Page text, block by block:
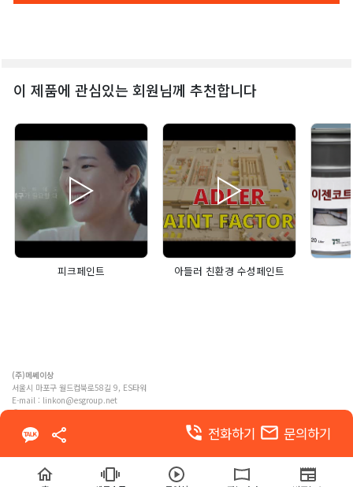
이 제품에 관심있는 회원님께 추천합니다
피크페인트 아들러 친환경 수성페인트
phone_in_talk 전화하기 email 문의하기
(주)메쎄이상
서울시 마포구 월드컵북로58길 9, ES타워
E-mail : linkon@esgroup.net
ⓒ MESSE ESANG. Co., Ltd. ALL RIGHTS RESERVED
이용약관